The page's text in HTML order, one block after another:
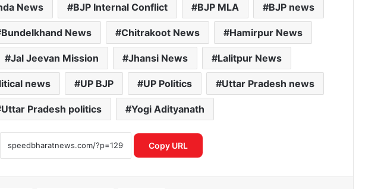
News BJP Internal Conflict BJP MLA BJP news
Bundelkhand News Chitrakoot News Hamirpur News
Jal Jeevan Mission Jhansi News Lalitpur News
news UP BJP UP Politics Uttar Pradesh news
Uttar Pradesh politics Yogi Adityanath
Copy URL
रूस में फंसे जालंधर के युवक ने वीडियो जारी कर
एजेंट पर लगाए गंभीर आरोप
कांवड़ यात्रा को लेकर मौलाना रशीदी का बयान,